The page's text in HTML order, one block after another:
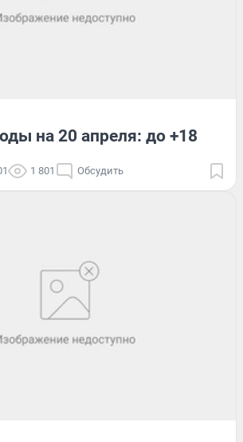
на 20 апреля: до +18
1 801 Обсудить